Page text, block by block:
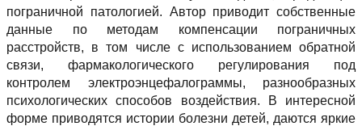
пограничной патологией. Автор приводит собственные
данные по методам компенсации пограничных
расстройств, в том числе с использованием обратной
связи, фармакологического регулирования под
контролем электроэнцефалограммы, разнообразных
психологических способов воздействия. В интересной
форме приводятся истории болезни детей, даются яркие